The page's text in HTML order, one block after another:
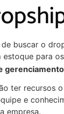
buscar o
para
gerenciamento
ter recursos
e
empresa.